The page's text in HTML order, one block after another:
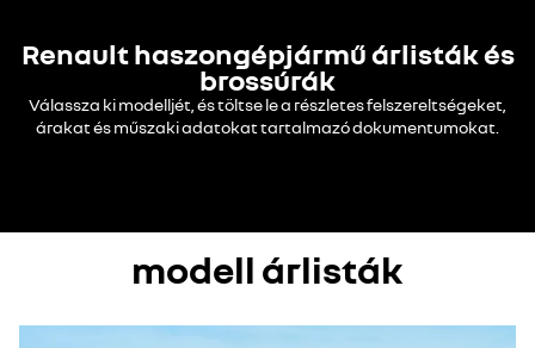
Renault haszongépjármű árlisták és
brossúrák
Válassza ki modelljét, és töltse le a részletes felszereltségeket,
árakat és műszaki adatokat tartalmazó dokumentumokat.
modell árlisták